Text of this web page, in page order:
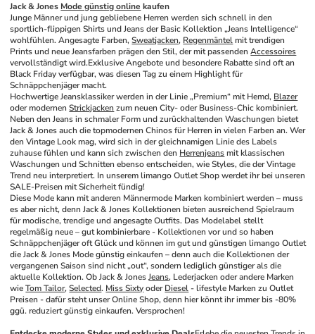
Jack & Jones Mode günstig online kaufen
Junge Männer und jung gebliebene Herren werden sich schnell in den
sportlich-flippigen Shirts und Jeans der Basic Kollektion „Jeans Intelligence“
wohlfühlen. Angesagte Farben, Sweatjacken, Regenmäntel mit trendigen
Prints und neue Jeansfarben prägen den Stil, der mit passenden Accessoires
vervollständigt wird.Exklusive Angebote und besondere Rabatte sind oft an
Black Friday verfügbar, was diesen Tag zu einem Highlight für
Schnäppchenjäger macht.
Hochwertige Jeansklassiker werden in der Linie „Premium“ mit Hemd, Blazer
oder modernen Strickjacken zum neuen City- oder Business-Chic kombiniert.
Neben den Jeans in schmaler Form und zurückhaltenden Waschungen bietet
Jack & Jones auch die topmodernen Chinos für Herren in vielen Farben an. Wer
den Vintage Look mag, wird sich in der gleichnamigen Linie des Labels
zuhause fühlen und kann sich zwischen den Herrenjeans mit klassischen
Waschungen und Schnitten ebenso entscheiden, wie Styles, die der Vintage
Trend neu interpretiert. In unserem limango Outlet Shop werdet ihr bei unseren
SALE-Preisen mit Sicherheit fündig!
Diese Mode kann mit anderen Männermode Marken kombiniert werden – muss
es aber nicht, denn Jack & Jones Kollektionen bieten ausreichend Spielraum
für modische, trendige und angesagte Outfits. Das Modelabel stellt
regelmäßig neue – gut kombinierbare - Kollektionen vor und so haben
Schnäppchenjäger oft Glück und können im gut und günstigen limango Outlet
die Jack & Jones Mode günstig einkaufen – denn auch die Kollektionen der
vergangenen Saison sind nicht „out“, sondern lediglich günstiger als die
aktuelle Kollektion. Ob Jack & Jones Jeans, Lederjacken oder andere Marken
wie Tom Tailor, Selected. Miss Sixty oder Diesel - lifestyle Marken zu Outlet
Preisen - dafür steht unser Online Shop, denn hier könnt ihr immer bis -80%
ggü. reduziert günstig einkaufen. Versprochen!